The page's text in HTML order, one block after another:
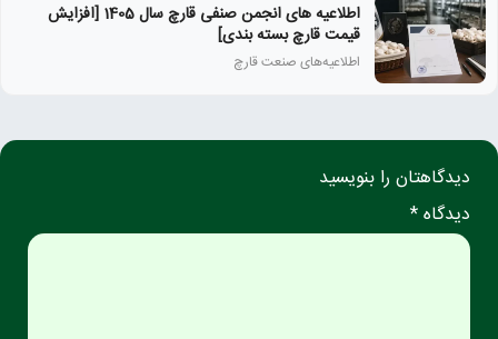
اطلاعیه های انجمن صنفی قارچ سال 1405 [افزایش
قیمت قارچ بسته بندی]
اطلاعیه‌های صنعت قارچ
دیدگاهتان را بنویسید
دیدگاه *